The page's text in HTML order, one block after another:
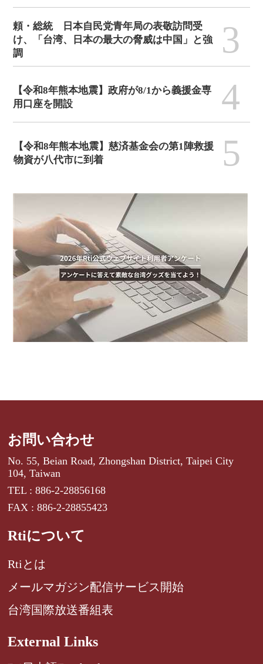
頼・総統 日本自民党青年局の表敬訪問受
け、「台湾、日本の最大の脅威は中国」と強
調
3
【令和8年熊本地震】政府が8/1から義援金専
用口座を開設
4
【令和8年熊本地震】慈済基金会の第1陣救援
物資が八代市に到着
5
お問い合わせ
No. 55, Beian Road, Zhongshan District, Taipei City
104, Taiwan
TEL : 886-2-28856168
FAX : 886-2-28855423
Rtiについて
Rtiとは
メールマガジン配信サービス開始
台湾国際放送番組表
External Links